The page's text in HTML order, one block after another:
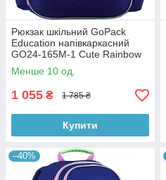
Рюкзак шкільний GoPack
Education напівкаркасний
GO24-165M-1 Cute Rainbow
Менше 10 од.
1 055 ₴ 1 785 ₴
Купити
–40%